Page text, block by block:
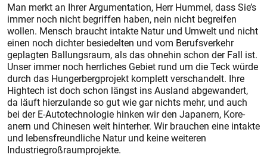
Man merkt an Ihrer Argumentation, Herr Hummel, dass Sie’s
immer noch nicht begriffen haben, nein nicht begreifen
wollen. Mensch braucht intakte Natur und Umwelt und nicht
einen noch dichter besiedelten und vom Berufsverkehr
geplagten Ballungsraum, als das ohnehin schon der Fall ist.
Unser immer noch herrliches Gebiet rund um die Teck würde
durch das Hungerbergprojekt komplett verschandelt. Ihre
Hightech ist doch schon längst ins Ausland abgewandert,
da läuft hierzulande so gut wie gar nichts mehr, und auch
bei der E-Autotechnologie hinken wir den Japanern, Kore­
anern und Chinesen weit hinterher. Wir brauchen eine intakte
und lebensfreundliche Natur und keine weiteren
Industriegroßraumprojekte.